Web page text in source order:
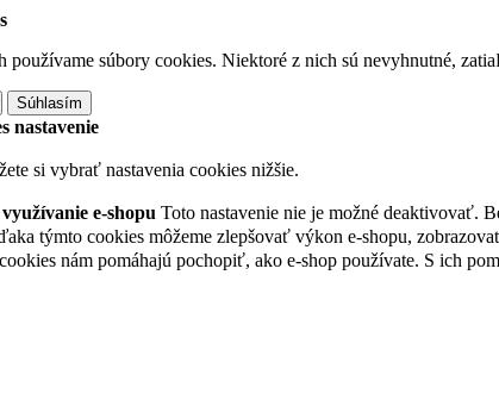
používame súbory cookies. Niektoré z nich sú nevyhnutné,
Súhlasím
nastavenie
si vybrať nastavenia cookies nižšie.
e-shopu Toto nastavenie nie je možné deaktivovať.
týmto cookies môžeme zlepšovať výkon e-shopu,
nám pomáhajú pochopiť, ako e-shop používate. S ich